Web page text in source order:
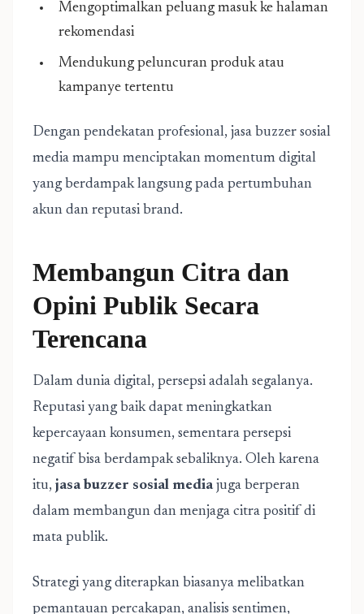
Mengoptimalkan peluang masuk ke halaman
rekomendasi
Mendukung peluncuran produk atau
kampanye tertentu
Dengan pendekatan profesional, jasa buzzer sosial
media mampu menciptakan momentum digital
yang berdampak langsung pada pertumbuhan
akun dan reputasi brand.
Membangun Citra dan
Opini Publik Secara
Terencana
Dalam dunia digital, persepsi adalah segalanya.
Reputasi yang baik dapat meningkatkan
kepercayaan konsumen, sementara persepsi
negatif bisa berdampak sebaliknya. Oleh karena
itu, jasa buzzer sosial mediajuga berperan
dalam membangun dan menjaga citra positif di
mata publik.
Strategi yang diterapkan biasanya melibatkan
pemantauan percakapan, analisis sentimen,